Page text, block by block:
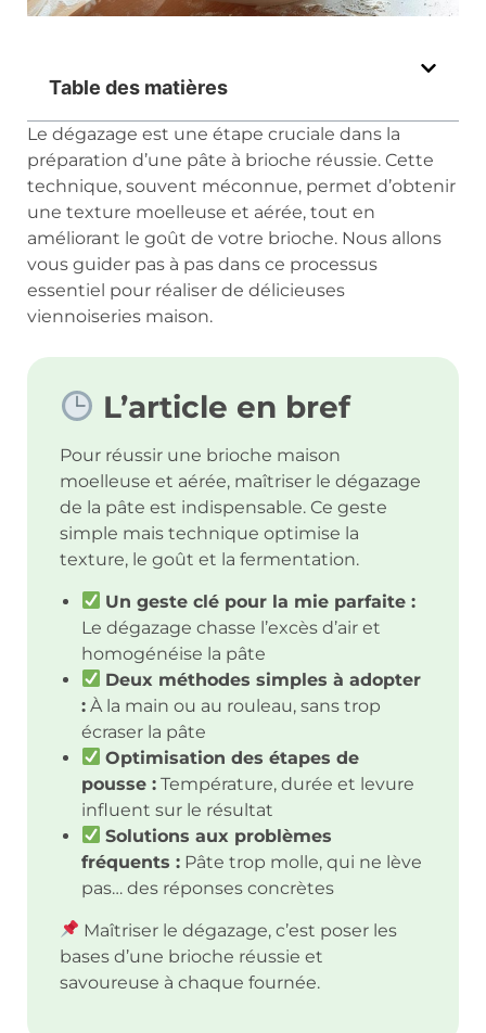
Table des matières
Le dégazage est une étape cruciale dans la
préparation d’une pâte à brioche réussie. Cette
technique, souvent méconnue, permet d’obtenir
une texture moelleuse et aérée, tout en
améliorant le goût de votre brioche. Nous allons
vous guider pas à pas dans ce processus
essentiel pour réaliser de délicieuses
viennoiseries maison.
L’article en bref
Pour réussir une brioche maison
moelleuse et aérée, maîtriser le dégazage
de la pâte est indispensable. Ce geste
simple mais technique optimise la
texture, le goût et la fermentation.
Un geste clé pour la mie parfaite :
Le dégazage chasse l’excès d’air et
homogénéise la pâte
Deux méthodes simples à adopter
: À la main ou au rouleau, sans trop
écraser la pâte
Optimisation des étapes de
pousse : Température, durée et levure
influent sur le résultat
Solutions aux problèmes
fréquents : Pâte trop molle, qui ne lève
pas… des réponses concrètes
Maîtriser le dégazage, c’est poser les
bases d’une brioche réussie et
savoureuse à chaque fournée.